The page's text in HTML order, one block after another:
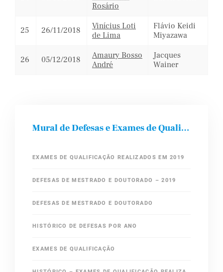
Rosário
25 26/11/2018
Vinícius Loti
de Lima
Flávio Keidi
Miyazawa
26 05/12/2018
Amaury Bosso
André
Jacques
Wainer
Mural de Defesas e Exames de Qualificação
EXAMES DE QUALIFICAÇÃO REALIZADOS EM 2019
DEFESAS DE MESTRADO E DOUTORADO – 2019
DEFESAS DE MESTRADO E DOUTORADO
HISTÓRICO DE DEFESAS POR ANO
EXAMES DE QUALIFICAÇÃO